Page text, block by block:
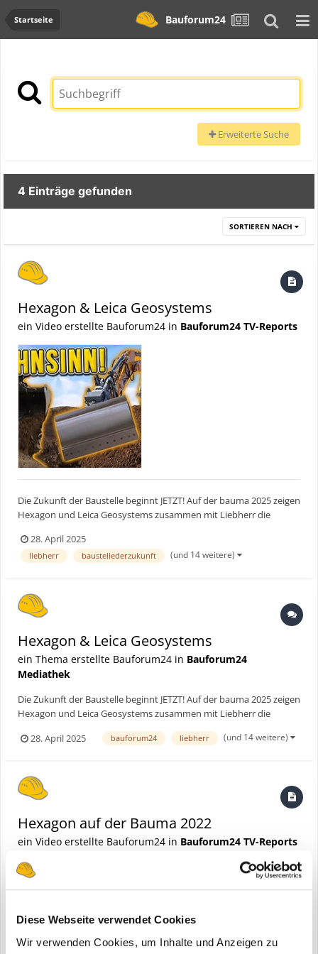
Diese Webseite verwendet Cookies
Wir verwenden Cookies, um Inhalte und Anzeigen zu
Startseite Bauforum24
Erweiterte Suche
4 Einträge gefunden
SORTIEREN NACH
Hexagon & Leica Geosystems
ein Video erstellte Bauforum24 in Bauforum24 TV-Reports
Die Zukunft der Baustelle beginnt JETZT! Auf der bauma 2025 zeigen
Hexagon und Leica Geosystems zusammen mit Liebherr die
Baumaschinen, 3D-Laserscanner, Robotik und GPS-Steuerung. Wir
waren live dabei – mit exklusiven Eindrücken von der Baustel...
28. April 2025
liebherr baustellederzukunft (und 14 weitere)
Hexagon & Leica Geosystems
ein Thema erstellte Bauforum24 in Bauforum24
Mediathek
Die Zukunft der Baustelle beginnt JETZT! Auf der bauma 2025 zeigen
Hexagon und Leica Geosystems zusammen mit Liebherr die
Baumaschinen, 3D-Laserscanner, Robotik und GPS-Steuerung. Wir
28. April 2025 bauforum24 liebherr (und 14 weitere)
Hexagon auf der Bauma 2022
ein Video erstellte Bauforum24 in Bauforum24 TV-Reports